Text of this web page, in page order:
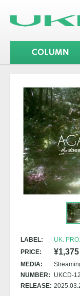
LABEL:
UK.
PRICE:
¥1,375
MEDIA:
NUMBER:
UKCD-
RELEASE: